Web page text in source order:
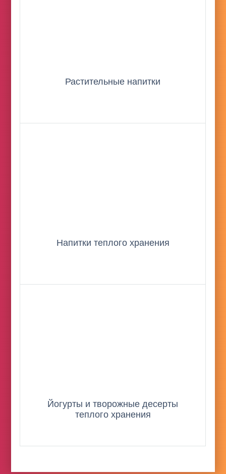
Растительные напитки
Напитки теплого хранения
Йогурты и творожные десерты
теплого хранения